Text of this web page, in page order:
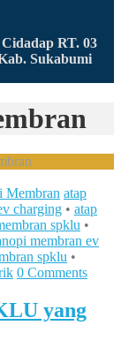
RT. 03
Sukabumi
Membran atap
charging • atap
spklu •
membran ev
spklu •
0 Comments
yang